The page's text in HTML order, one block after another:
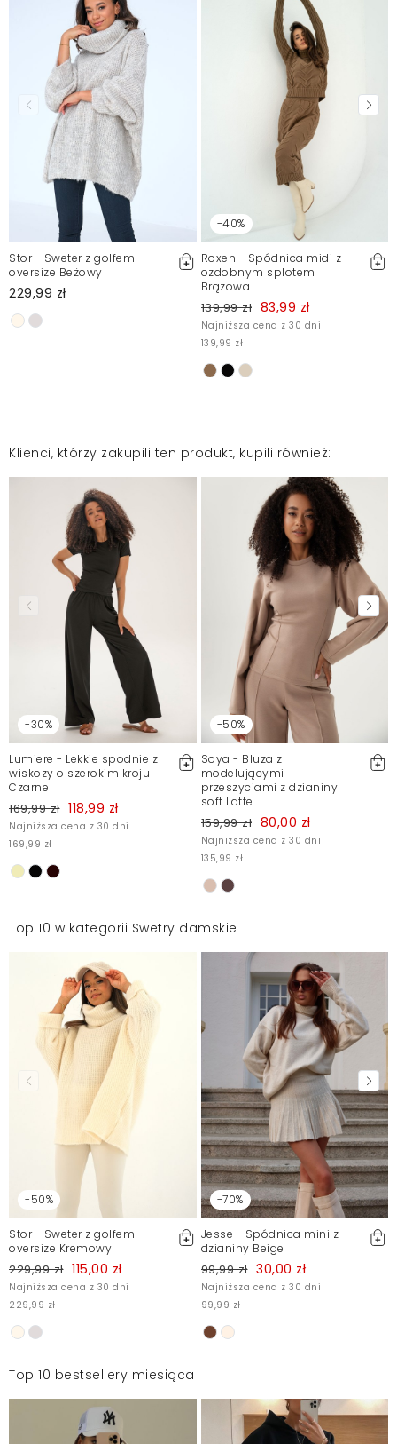
Mosquito zamieszcza wyłącznie zweryfikowane opinie
Klientów. Po moderacji publikujemy zarówno pozytywne, jak i
negatywne opinie. Więcej informacji znajdziesz w naszym
Regulaminie.
Zgłoś nielegalną treść
Stor - Sweter z golfem
oversize Beżowy
229,99 zł
-40%
Roxen - Spódnica midi z
ozdobnym splotem
Brązowa
139,99 zł 83,99 zł
Najniższa cena z 30 dni
139,99 zł
Klienci, którzy zakupili ten produkt, kupili również:
-30%
Lumiere - Lekkie spodnie z
wiskozy o szerokim kroju
Czarne
169,99 zł 118,99 zł
Najniższa cena z 30 dni
169,99 zł
-50%
Soya - Bluza z
modelującymi
przeszyciami z dzianiny
soft Latte
159,99 zł 80,00 zł
Najniższa cena z 30 dni
135,99 zł
Top 10 w kategorii Swetry damskie
-50%
Stor - Sweter z golfem
oversize Kremowy
229,99 zł 115,00 zł
Najniższa cena z 30 dni
229,99 zł
-70%
Jesse - Spódnica mini z
dzianiny Beige
99,99 zł 30,00 zł
Najniższa cena z 30 dni
99,99 zł
Top 10 bestsellery miesiąca